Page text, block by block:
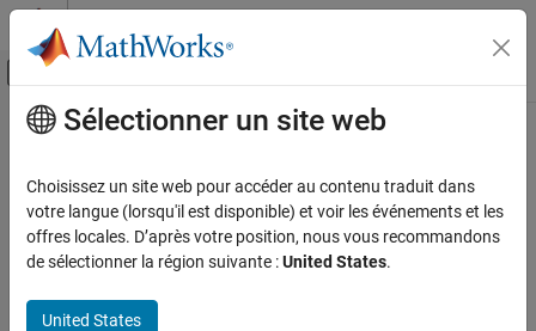
Passer au contenu
Activer/désactiver l'affichage du menu
Accueil de la documentation
Contenu principal
How useful was this information?
Sélectionner un site web
Choisissez un site web pour accéder au contenu traduit dans
votre langue (lorsqu'il est disponible) et voir les événements et les
offres locales. D’après votre position, nous vous recommandons
de sélectionner la région suivante :United States.
United States